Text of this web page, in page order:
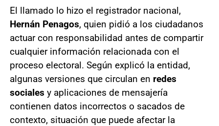
El llamado lo hizo el registrador nacional,
Hernán Penagos, quien pidió a los ciudadanos
actuar con responsabilidad antes de compartir
cualquier información relacionada con el
proceso electoral. Según explicó la entidad,
algunas versiones que circulan en redes
sociales y aplicaciones de mensajería
contienen datos incorrectos o sacados de
contexto, situación que puede afectar la